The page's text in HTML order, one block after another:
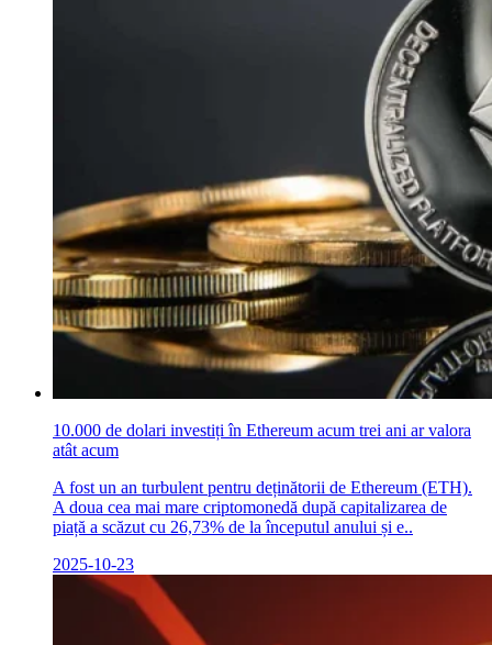
10.000 de dolari investiți în Ethereum acum trei ani ar valora
atât acum
A fost un an turbulent pentru deținătorii de Ethereum (ETH).
A doua cea mai mare criptomonedă după capitalizarea de
piață a scăzut cu 26,73% de la începutul anului și e..
2025-10-23